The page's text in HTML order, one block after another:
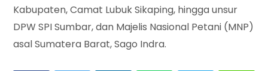
Kabupaten, Camat Lubuk Sikaping, hingga unsur
DPW SPI Sumbar, dan Majelis Nasional Petani (MNP)
asal Sumatera Barat, Sago Indra.